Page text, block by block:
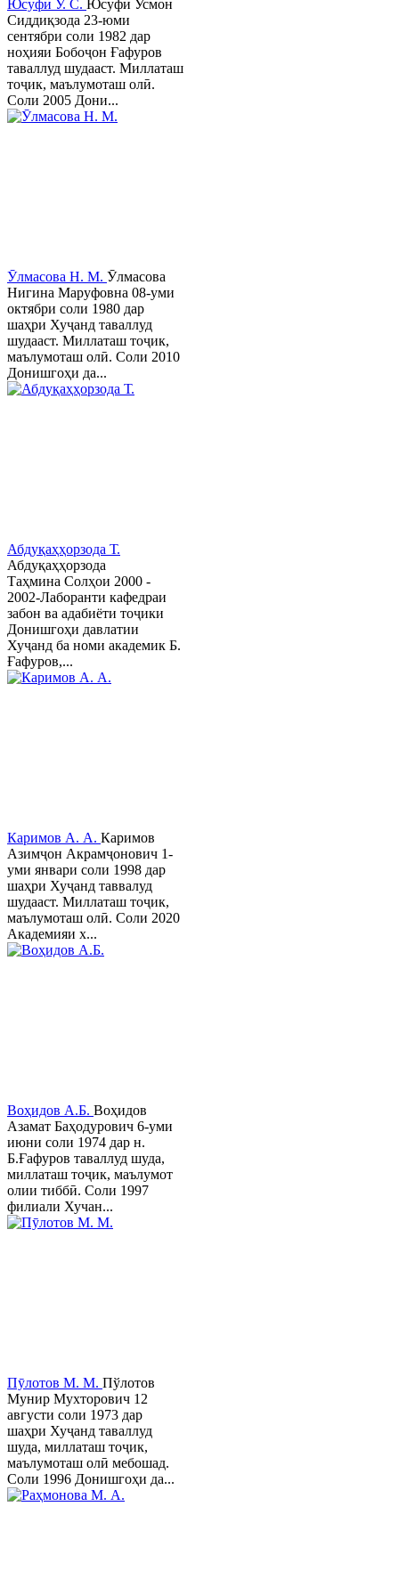
Юсуфӣ У. C. Юсуфӣ Усмон
Сиддиқзода 23-юми
сентябри соли 1982 дар
ноҳияи Бобоҷон Ғафуров
таваллуд шудааст. Миллаташ
тоҷик, маълумоташ олӣ.
Соли 2005 Дони...
Ӯлмасова Н. М. Ӯлмасова
Нигина Маруфовна 08-уми
октябри соли 1980 дар
шаҳри Хуҷанд таваллуд
шудааст. Миллаташ тоҷик,
маълумоташ олӣ. Соли 2010
Донишгоҳи да...
Абдуқаҳҳорзода Т.
Абдуқаҳҳорзода
Таҳмина Солҳои 2000 -
2002-Лаборанти кафедраи
забон ва адабиёти тоҷики
Донишгоҳи давлатии
Хуҷанд ба номи академик Б.
Ғафуров,...
Каримов А. А. Каримов
Азимҷон Акрамҷонович 1-
уми январи соли 1998 дар
шаҳри Хуҷанд таввалуд
шудааст. Миллаташ тоҷик,
маълумоташ олӣ. Соли 2020
Академияи х...
Воҳидов А.Б. Воҳидов
Азамат Баҳодурович 6-уми
июни соли 1974 дар н.
Б.Ғафуров таваллуд шуда,
миллаташ тоҷик, маълумот
олии тиббӣ. Соли 1997
филиали Хучан...
Пӯлотов М. М. Пўлотов
Мунир Мухторович 12
августи соли 1973 дар
шаҳри Хуҷанд таваллуд
шуда, миллаташ тоҷик,
маълумоташ олӣ мебошад.
Соли 1996 Донишгоҳи да...